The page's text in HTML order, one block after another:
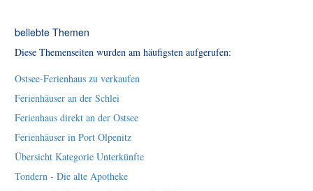
beliebte Themen
Diese Themenseiten wurden am häufigsten aufgerufen:
Ostsee-Ferienhaus zu verkaufen
Ferienhäuser an der Schlei
Ferienhaus direkt an der Ostsee
Ferienhäuser in Port Olpenitz
Übersicht Kategorie Unterkünfte
Tondern - Die alte Apotheke